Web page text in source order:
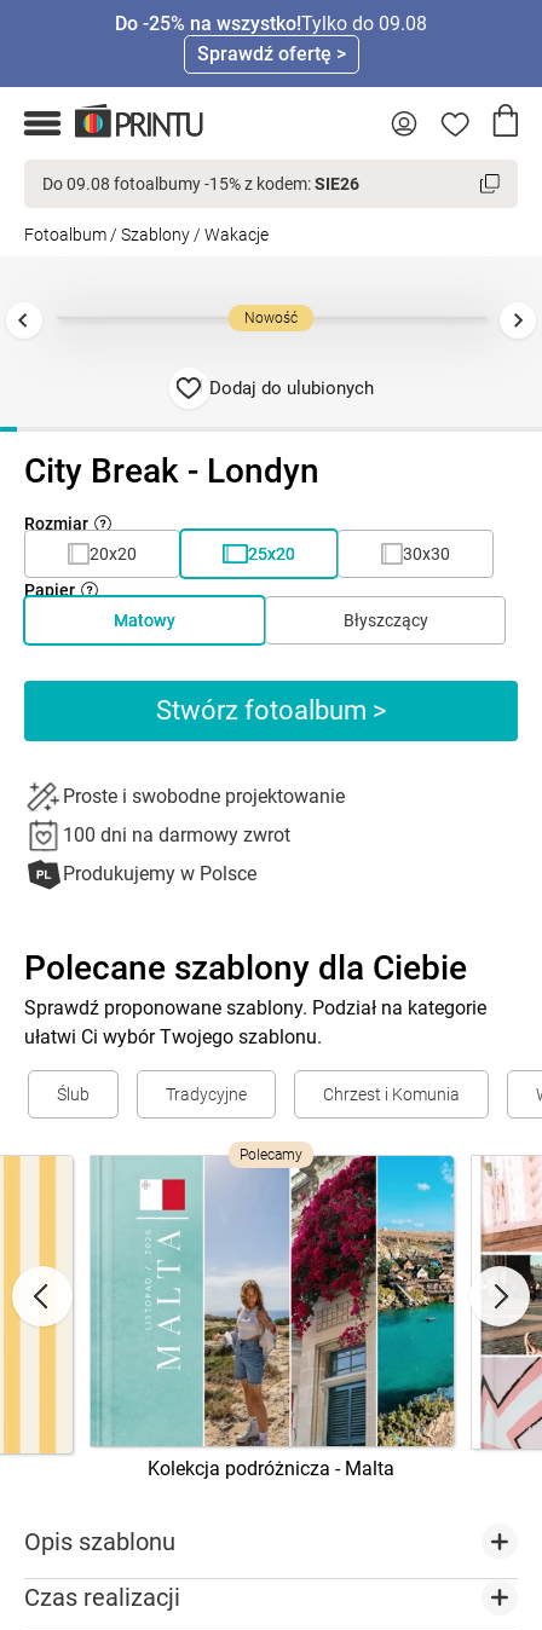
Do -25% na wszystko!Tylko do 09.08
Sprawdź ofertę >
Do 09.08 fotoalbumy -15% z kodem:SIE26
Fotoalbum / Szablony / Wakacje
Nowość
Dodaj do ulubionych
City Break - Londyn
Rozmiar
20x20
25x20
30x30
Papier
Matowy
Błyszczący
Stwórz fotoalbum >
Proste i swobodne projektowanie
100 dni na darmowy zwrot
Produkujemy w Polsce
Polecane szablony dla Ciebie
Sprawdź proponowane szablony. Podział na kategorie
ułatwi Ci wybór Twojego szablonu.
Ślub Tradycyjne Chrzest i Komunia
Polecamy
Kolekcja podróżnicza - Malta
Opis szablonu
Czas realizacji